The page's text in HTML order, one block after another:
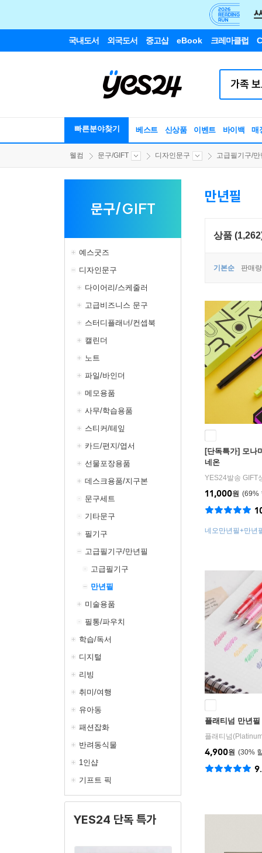
국내도서 외국도서 중고샵 eBook 크레마클럽
빠른분야찾기 베스트 신상품 이벤트 바이백 매
웰컴 문구/GIFT 디자인문구 고급필기구/만
문구/GIFT
예스굿즈
디자인문구
다이어리/스케줄러
고급비즈니스 문구
스터디플래너/컨셉북
캘린더
노트
파일/바인더
메모용품
사무/학습용품
스티커/테잎
카드/편지/엽서
선물포장용품
데스크용품/지구본
문구세트
기타문구
필기구
고급필기구/만년필
고급필기구
만년필
미술용품
필통/파우치
학습/독서
디지털
리빙
취미/여행
유아동
패션잡화
반려동식물
1인샵
기프트 픽
YES24 단독 특가
만년필
상품
기본순 판매
[단독특가] 모나
네온
YES24발송 GIFT
69%
11,000원
네오만년필+만년
플래티넘 만년
플래티넘
30%
4,900원